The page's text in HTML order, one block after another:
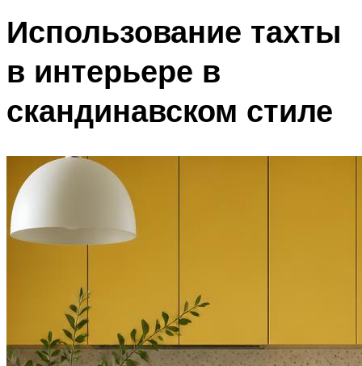
Использование тахты
в интерьере в
скандинавском стиле